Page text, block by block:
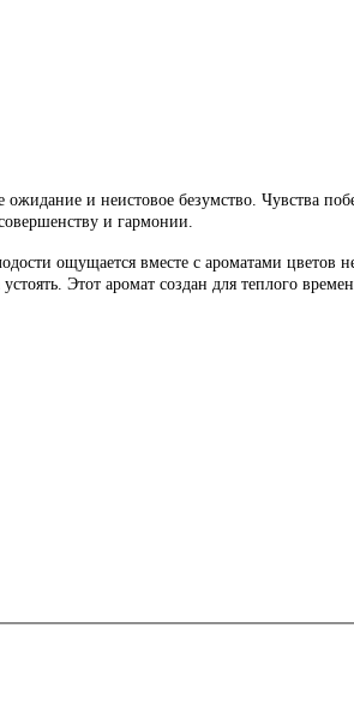
и неистовое безумство. Чувства
и гармонии.
ощущается вместе с ароматами
Этот аромат создан для теплого